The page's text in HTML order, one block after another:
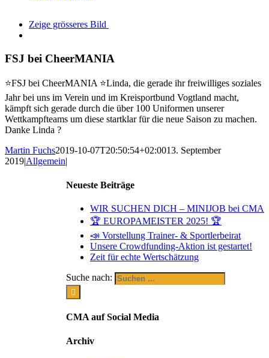
Zeige grösseres Bild
FSJ bei CheerMANIA
⭐️FSJ bei CheerMANIA ⭐️Linda, die gerade ihr freiwilliges soziales
Jahr bei uns im Verein und im Kreisportbund Vogtland macht,
kämpft sich gerade durch die über 100 Uniformen unserer
Wettkampfteams um diese startklar für die neue Saison zu machen.
Danke Linda ?
Martin Fuchs2019-10-07T20:50:54+02:0013. September
2019|Allgemein|
Neueste Beiträge
WIR SUCHEN DICH – MINIJOB bei CMA
🏆 EUROPAMEISTER 2025! 🏆
📣 Vorstellung Trainer- & Sportlerbeirat
Unsere Crowdfunding-Aktion ist gestartet!
Zeit für echte Wertschätzung
Suche nach:
CMA auf Social Media
Archiv